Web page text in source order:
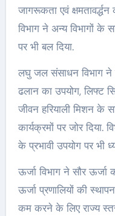
जागरूकता एवं
विभाग ने अन्य विभागों
पर भी बल दिया.
लघु जल संसाधन विभाग ने
ढलान का उपयोग, लिफ्ट
जीवन हरियाली मिशन
कार्यक्रमों पर जोर
के प्रभावी उपयोग पर भी
ऊर्जा विभाग ने सौर
ऊर्जा प्रणालियों की
कम करने के लिए राज्य